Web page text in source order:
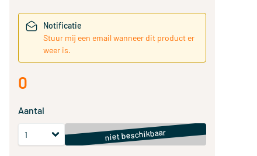
Notificatie
Stuur mij een email wanneer dit product er
weer is.
0
Aantal
niet beschikbaar